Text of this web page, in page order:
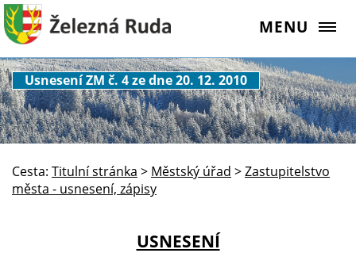
MENU
Usnesení ZM č. 4 ze dne 20. 12. 2010
Cesta: Titulní stránka > Městský úřad >Zastupitelstvo
města - usnesení, zápisy
USNESENÍ